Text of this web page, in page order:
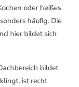
oder heißes
häufig. Die
hier bildet sich
bildet
ist recht